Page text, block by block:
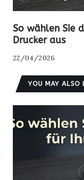
So wählen Sie
Drucker aus
22/04/2026
YOU MAY ALSO